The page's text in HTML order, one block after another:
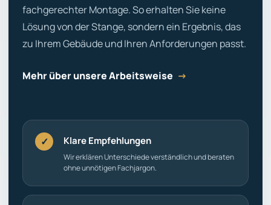
fachgerechter Montage. So erhalten Sie keine
Lösung von der Stange, sondern ein Ergebnis, das
zu Ihrem Gebäude und Ihren Anforderungen passt.
Mehr über unsere Arbeitsweise →
✓ Klare Empfehlungen
Wir erklären Unterschiede verständlich und beraten
ohne unnötigen Fachjargon.